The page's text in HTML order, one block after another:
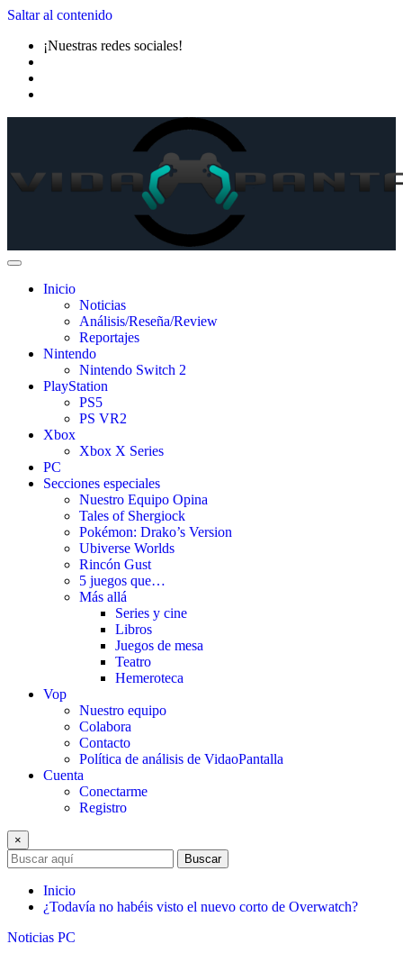
Saltar al contenido
¡Nuestras redes sociales!
Inicio
Noticias
Análisis/Reseña/Review
Reportajes
Nintendo
Nintendo Switch 2
PlayStation
PS5
PS VR2
Xbox
Xbox X Series
PC
Secciones especiales
Nuestro Equipo Opina
Tales of Shergiock
Pokémon: Drako’s Version
Ubiverse Worlds
Rincón Gust
5 juegos que…
Más allá
Series y cine
Libros
Juegos de mesa
Teatro
Hemeroteca
Vop
Nuestro equipo
Colabora
Contacto
Política de análisis de VidaoPantalla
Cuenta
Conectarme
Registro
×
Buscar
Inicio
¿Todavía no habéis visto el nuevo corto de Overwatch?
Noticias PC